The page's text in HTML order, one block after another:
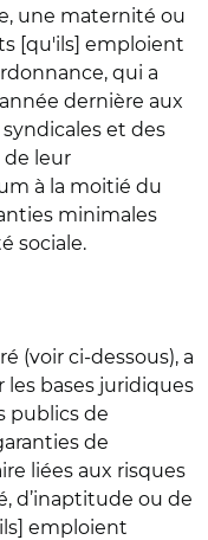
une maternité ou
[qu'ils] emploient
qui a
dernière aux
et des
leur
à la moitié du
minimales
sociale.
(voir ci-dessous), a
bases juridiques
publics de
de
liées aux risques
d’inaptitude ou de
emploient